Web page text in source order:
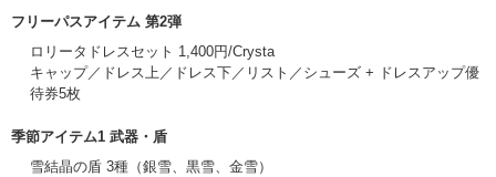
フリーパスアイテム 第2弾
ロリータドレスセット 1,400円/Crysta
キャップ／ドレス上／ドレス下／リスト／シューズ + ドレスアップ優
待券5枚
季節アイテム1 武器・盾
雪結晶の盾 3種（銀雪、黒雪、金雪）